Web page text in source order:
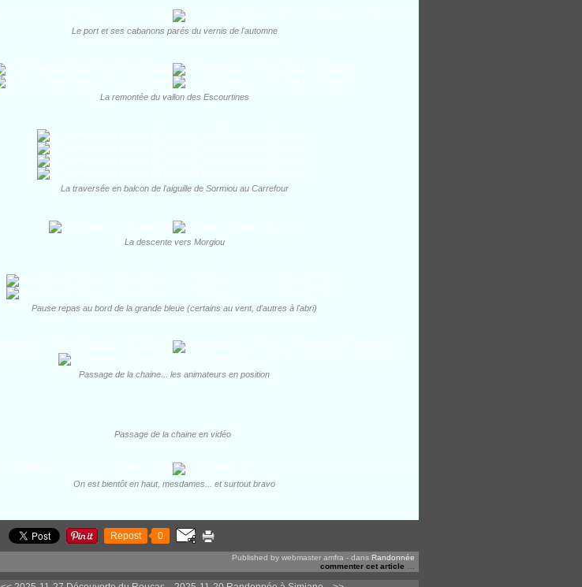
Le port et ses cabanons parés du vernis de l'automne
La remontée du vallon des Escourtines
La traversée en balcon de l'aiguille de Sormiou au Carrefour
La descente vers Morgiou
Pause repas au bord de la grande bleue (certains au vent, d'autres à l'abri)
Passage de la chaine... les animateurs en position
Passage de la chaine en vidéo
On est bientôt en haut, mesdames... et surtout bravo
Repost 0
Published by webmaster amfra - dans Randonnée
commenter cet article